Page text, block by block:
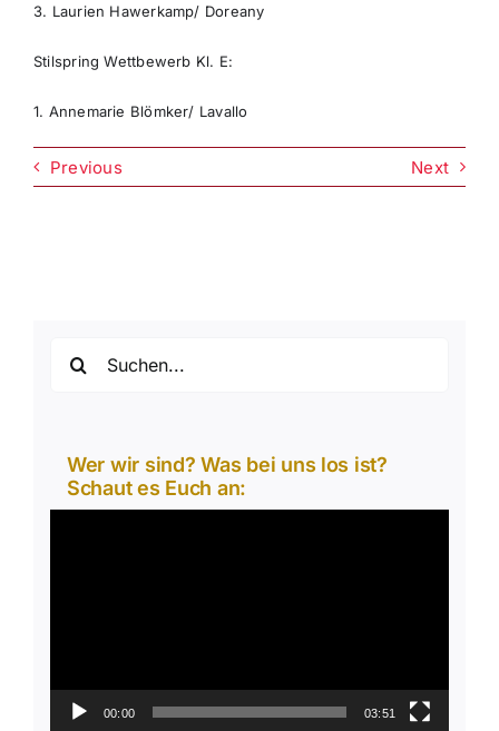
3. Laurien Hawerkamp/ Doreany
Stilspring Wettbewerb Kl. E:
1. Annemarie Blömker/ Lavallo
Previous Next
nach:
Wer wir sind? Was bei uns los ist?
Schaut es Euch an:
00:00 03:51